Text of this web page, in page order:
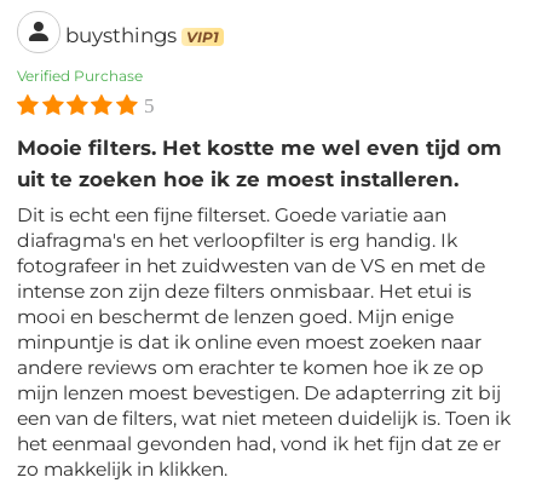
buysthings VIP1
Verified Purchase
5
Mooie filters. Het kostte me wel even tijd om
uit te zoeken hoe ik ze moest installeren.
Dit is echt een fijne filterset. Goede variatie aan
diafragma's en het verloopfilter is erg handig. Ik
fotografeer in het zuidwesten van de VS en met de
intense zon zijn deze filters onmisbaar. Het etui is
mooi en beschermt de lenzen goed. Mijn enige
minpuntje is dat ik online even moest zoeken naar
andere reviews om erachter te komen hoe ik ze op
mijn lenzen moest bevestigen. De adapterring zit bij
een van de filters, wat niet meteen duidelijk is. Toen ik
het eenmaal gevonden had, vond ik het fijn dat ze er
zo makkelijk in klikken.